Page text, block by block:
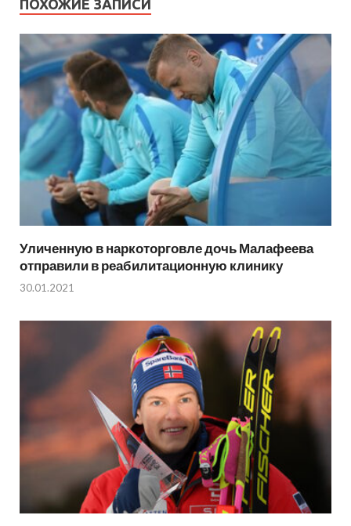
ПОХОЖИЕ ЗАПИСИ
Уличенную в наркоторговле дочь Малафеева
отправили в реабилитационную клинику
30.01.2021